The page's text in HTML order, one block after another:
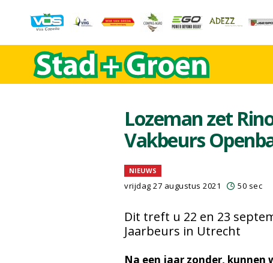
Lozeman zet
Vakbeurs
NIEUWS
vrijdag 27 augustus 2021 50 sec
Dit treft u 22 en 23
Jaarbeurs in Utrecht
Na een jaar zonder, kunnen